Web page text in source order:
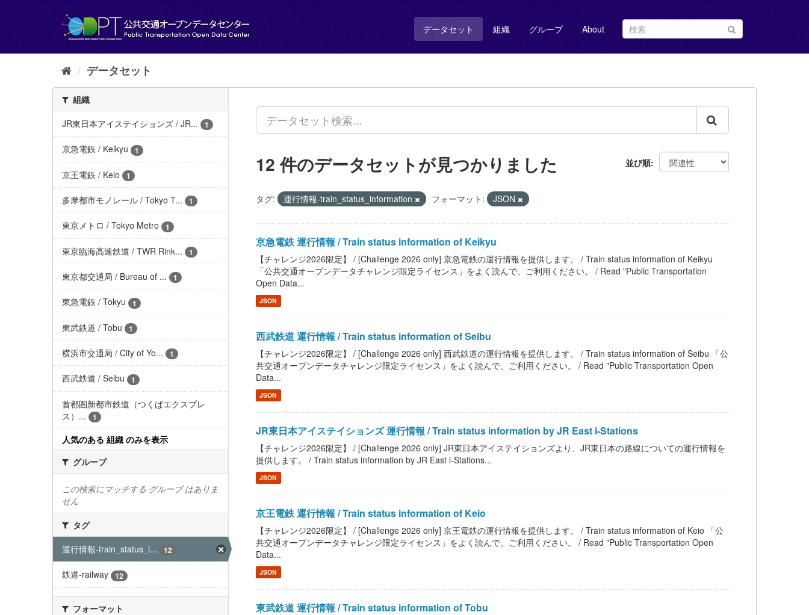
し
データセット 組織 グループ About
データセット
組織
JR東日本アイステイションズ / JR...
1
京急電鉄 / Keikyu 1
京王電鉄 / Keio 1
多摩都市モノレール / Tokyo T... 1
東京メトロ / Tokyo Metro 1
東京臨海高速鉄道 / TWR Rink... 1
東京都交通局 / Bureau of ... 1
東急電鉄 / Tokyu 1
東武鉄道 / Tobu 1
横浜市交通局 / City of Yo... 1
西武鉄道 / Seibu 1
首都圏新都市鉄道（つくばエクスプレ
ス）...
1
人気のある 組織 のみを表示
グループ
この検索にマッチする グループ はありま
せん
タグ
運行情報-train_status_i...
12
鉄道-railway 12
フォーマット
並び順
12 件のデータセットが見つかりました
タグ: 運行情報-train_status_information フォーマット: JSON
京急電鉄 運行情報 / Train status information of Keikyu
【チャレンジ2026限定】 / [Challenge 2026 only] 京急電鉄の運行情報を提供します。 / Train status information of Keikyu
「公共交通オープンデータチャレンジ限定ライセンス」をよく読んで、ご利用ください。 / Read "Public Transportation
Open Data...
JSON
西武鉄道 運行情報 / Train status information of Seibu
【チャレンジ2026限定】 / [Challenge 2026 only] 西武鉄道の運行情報を提供します。 / Train status information of Seibu 「公
共交通オープンデータチャレンジ限定ライセンス」をよく読んで、ご利用ください。 / Read "Public Transportation Open
Data...
JSON
JR東日本アイステイションズ 運行情報 / Train status information by JR East i-Stations
【チャレンジ2026限定】 / [Challenge 2026 only] JR東日本アイステイションズより、JR東日本の路線についての運行情報を
提供します。 / Train status information by JR East i-Stations...
JSON
京王電鉄 運行情報 / Train status information of Keio
【チャレンジ2026限定】 / [Challenge 2026 only] 京王電鉄の運行情報を提供します。 / Train status information of Keio 「公
共交通オープンデータチャレンジ限定ライセンス」をよく読んで、ご利用ください。 / Read "Public Transportation Open
Data...
JSON
東武鉄道 運行情報 / Train status information of Tobu